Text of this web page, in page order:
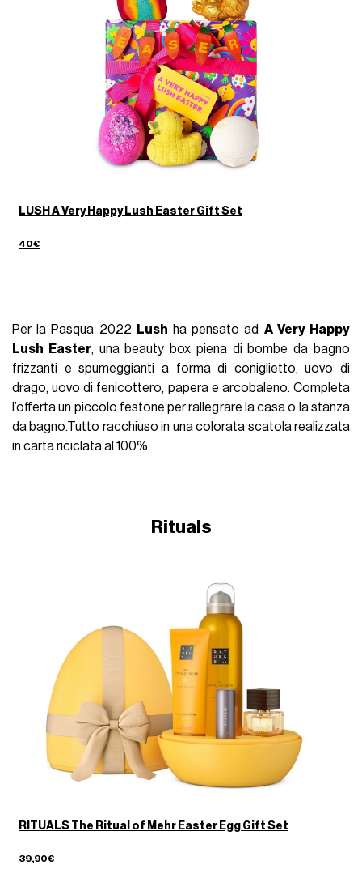
LUSH A Very Happy Lush Easter Gift Set
40€
Per la Pasqua 2022 Lush ha pensato ad A Very Happy
Lush Easter, una beauty box piena di bombe da bagno
frizzanti e spumeggianti a forma di coniglietto, uovo di
drago, uovo di fenicottero, papera e arcobaleno. Completa
l’offerta un piccolo festone per rallegrare la casa o la stanza
da bagno.Tutto racchiuso in una colorata scatola realizzata
in carta riciclata al 100%.
Rituals
RITUALS The Ritual of Mehr Easter Egg Gift Set
39,90€